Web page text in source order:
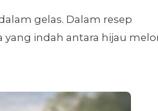
gelas. Dalam resep
yang indah antara hijau